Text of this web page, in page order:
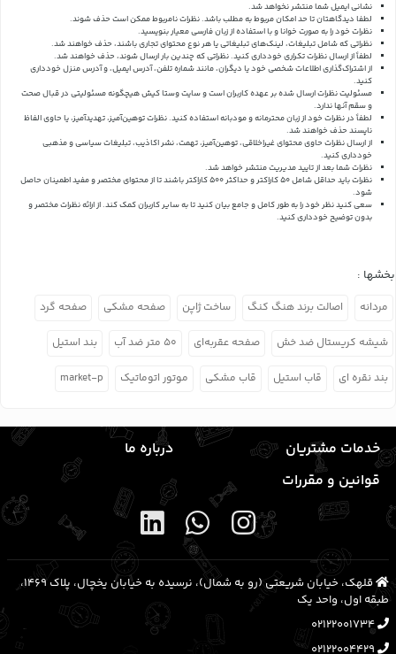
نشانی ایمیل شما منتشر نخواهد شد.
لطفا دیدگاهتان تا حد امکان مربوط به مطلب باشد. نظرات نامربوط ممکن است حذف شوند.
نظرات خود را به صورت خوانا و با استفاده از زبان فارسی معیار بنویسید.
نظراتی که شامل تبلیغات، لینک‌های تبلیغاتی یا هر نوع محتوای تجاری باشند، حذف خواهند شد.
لطفاً از ارسال نظرات تکراری خودداری کنید. نظراتی که چندین بار ارسال شوند، حذف خواهند شد.
از اشتراک‌گذاری اطلاعات شخصی خود یا دیگران، مانند شماره تلفن، آدرس ایمیل، و آدرس منزل خودداری
کنید.
مسئولیت نظرات ارسال شده بر عهده کاربران است و سایت وستا کیش هیچگونه مسئولیتی در قبال صحت
و سقم آنها ندارد.
لطفاً در نظرات خود از زبان محترمانه و مودبانه استفاده کنید. نظرات توهین‌آمیز، تهدیدآمیز، یا حاوی الفاظ
ناپسند حذف خواهند شد.
از ارسال نظرات حاوی محتوای غیراخلاقی، توهین‌آمیز، تهمت، نشر اکاذیب، تبلیغات سیاسی و مذهبی
خودداری کنید.
نظرات شما بعد از تایید مدیریت منتشر خواهد شد.
نظرات باید حداقل شامل 50 کاراکتر و حداکثر 500 کاراکتر باشند تا از محتوای مختصر و مفید اطمینان حاصل
شود.
سعی کنید نظر خود را به طور کامل و جامع بیان کنید تا به سایر کاربران کمک کند.از ارائه نظرات مختصر و
بدون توضیح خودداری کنید.
بخشها :
مردانه اصالت برند هنگ کنگ ساخت ژاپن صفحه مشکی صفحه گرد
شیشه کریستال ضد خش صفحه عقربه‌ای ۵۰ متر ضد آب بند استیل
بند نقره ای قاب استیل قاب مشکی موتور اتوماتیک market-p
خدمات مشتریان
درباره ما
قوانین و مقررات
قلهک، خیابان شریعتی (رو به شمال)، نرسیده به خیابان یخچال، پلاک ۱۴۶۹،
طبقه اول، واحد یک
02122001734
02122004429